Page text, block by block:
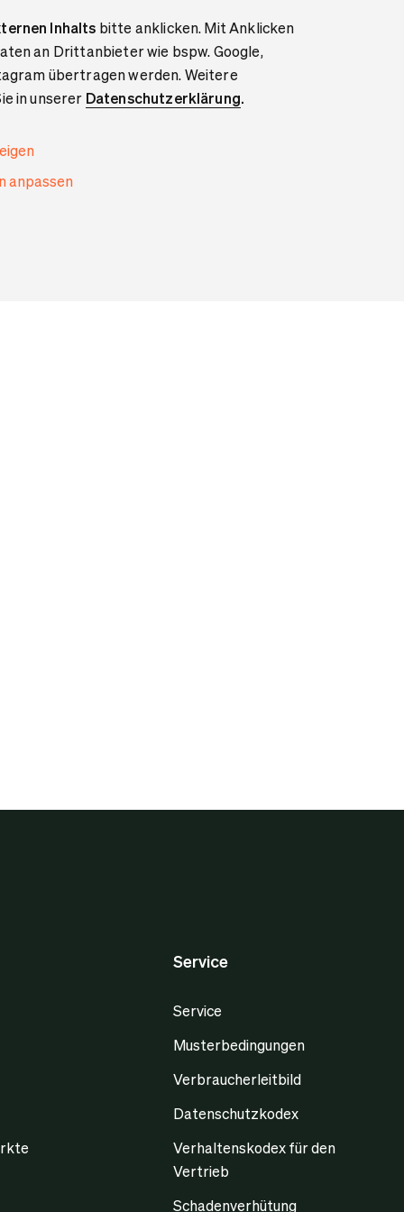
Inhalts bitte anklicken. Mit Anklicken
an Drittanbieter wie bspw. Google,
übertragen werden. Weitere
in unserer Datenschutzerklärung.
anpassen
Service
Service
Musterbedingungen
Verbraucherleitbild
Datenschutzkodex
Verhaltenskodex für den
Vertrieb
Schadenverhütung